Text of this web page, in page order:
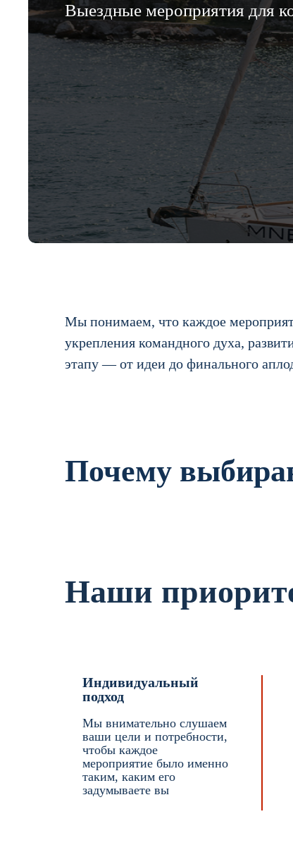
Выездные мероприятия для
Мы понимаем, что каждое
укрепления командного духа,
этапу — от идеи до финального
Почему
Наши
Индивидуальный
подход
Мы внимательно слушаем
ваши цели и потребности,
чтобы каждое
мероприятие было именно
таким, каким его
задумываете вы